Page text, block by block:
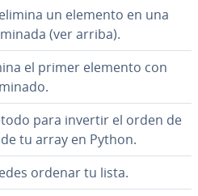
un elemento en una
(ver arriba).
el primer elemento con
para invertir el orden de
tu array en Python.
ordenar tu lista.